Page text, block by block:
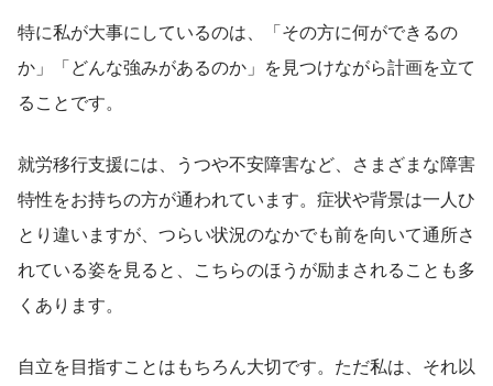
特に私が大事にしているのは、「その方に何ができるの
か」「どんな強みがあるのか」を見つけながら計画を立て
ることです。
就労移行支援には、うつや不安障害など、さまざまな障害
特性をお持ちの方が通われています。症状や背景は一人ひ
とり違いますが、つらい状況のなかでも前を向いて通所さ
れている姿を見ると、こちらのほうが励まされることも多
くあります。
自立を目指すことはもちろん大切です。ただ私は、それ以